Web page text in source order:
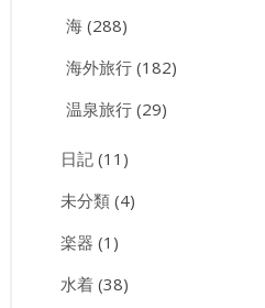
海 (288)
海外旅行 (182)
温泉旅行 (29)
日記 (11)
未分類 (4)
楽器 (1)
水着 (38)